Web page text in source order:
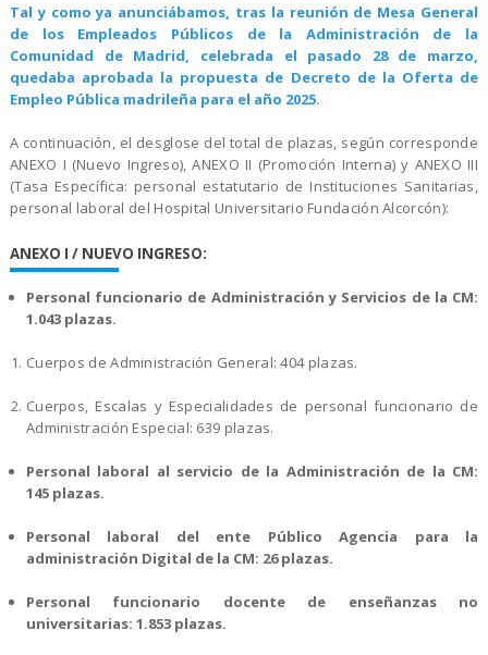
Tal y como ya anunciábamos, tras la reunión de Mesa General
de los Empleados Públicos de la Administración de la
Comunidad de Madrid, celebrada el pasado 28 de marzo,
quedaba aprobada la propuesta de Decreto de la Oferta de
Empleo Pública madrileña para el año 2025.
A continuación, el desglose del total de plazas, según corresponde
ANEXO I (Nuevo Ingreso), ANEXO II (Promoción Interna) y ANEXO III
(Tasa Específica: personal estatutario de Instituciones Sanitarias,
personal laboral del Hospital Universitario Fundación Alcorcón):
ANEXO I / NUEVO INGRESO:
Personal funcionario de Administración y Servicios de la CM:
1.043 plazas.
Cuerpos de Administración General: 404 plazas.
Cuerpos, Escalas y Especialidades de personal funcionario de
Administración Especial: 639 plazas.
Personal laboral al servicio de la Administración de la CM:
145 plazas.
Personal laboral del ente Público Agencia para la
administración Digital de la CM: 26 plazas.
Personal funcionario docente de enseñanzas no
universitarias: 1.853 plazas.